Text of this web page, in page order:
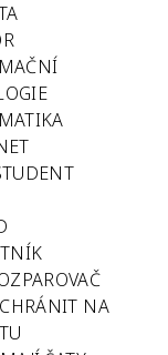
CHRÁNIT NA